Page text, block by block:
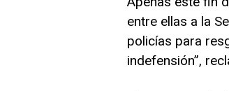
entre ellas a la
policías para
indefensión”,